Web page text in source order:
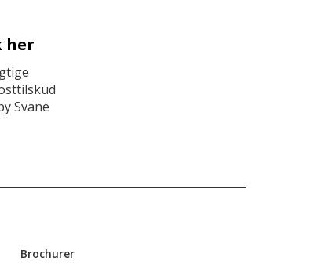
her
Svane
Brochurer